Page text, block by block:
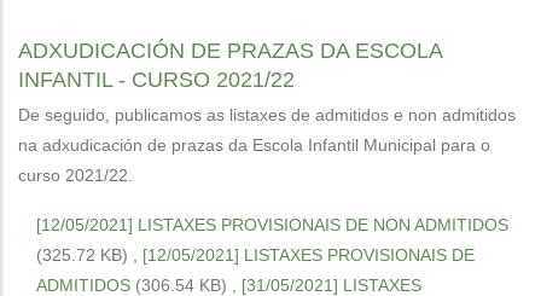
ADXUDICACIÓN DE PRAZAS DA ESCOLA
INFANTIL - CURSO 2021/22
De seguido, publicamos as listaxes de admitidos e non admitidos
na adxudicación de prazas da Escola Infantil Municipal para o
curso 2021/22.
[12/05/2021] LISTAXES PROVISIONAIS DE NON ADMITIDOS
(325.72 KB)
[12/05/2021] LISTAXES PROVISIONAIS DE
ADMITIDOS (306.54 KB)
[31/05/2021] LISTAXES